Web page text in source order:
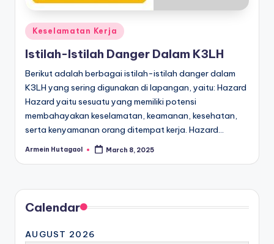
Posted
in
Keselamatan Kerja
Istilah-Istilah Danger Dalam K3LH
Berikut adalah berbagai istilah-istilah danger dalam
K3LH yang sering digunakan di lapangan, yaitu: Hazard
Hazard yaitu sesuatu yang memiliki potensi
membahayakan keselamatan, keamanan, kesehatan,
serta kenyamanan orang ditempat kerja. Hazard…
Posted
Armein Hutagaol March 8, 2025
Calendar
AUGUST 2026